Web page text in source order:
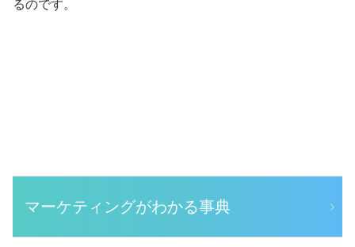
るのです。
マーケティングがわかる事典